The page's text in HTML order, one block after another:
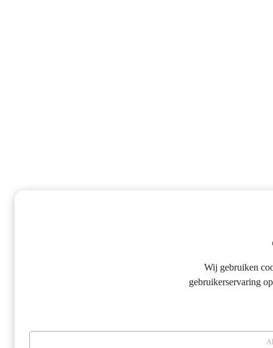
Wij gebruiken
gebruikerservaring